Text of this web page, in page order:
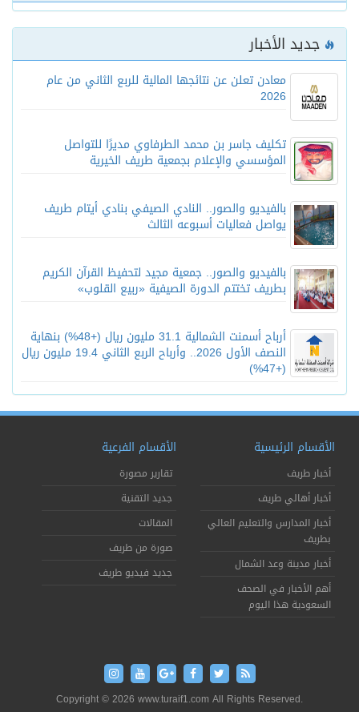
جديد الأخبار
معادن تعلن عن نتائجها المالية للربع الثاني من عام
2026
تكليف جاسر بن محمد الطرفاوي مديرًا للتواصل
المؤسسي والإعلام بجمعية طريف الخيرية
بالفيديو والصور.. النادي الصيفي بنادي أيتام طريف
يواصل فعاليات أسبوعه الثالث
بالفيديو والصور.. جمعية مجيد لتحفيظ القرآن الكريم
بطريف تختتم الدورة الصيفية «ربيع القلوب»
أرباح أسمنت الشمالية 31.1 مليون ريال (+48%) بنهاية
النصف الأول 2026.. وأرباح الربع الثاني 19.4 مليون ريال
(+47%)
الأقسام الرئيسية
أخبار طريف
أخبار أهالي طريف
أخبار المدارس والتعليم العالي
بطريف
أخبار مدينة وعد الشمال
أهم الأخبار في الصحف
السعودية هذا اليوم
الأقسام الفرعية
تقارير مصورة
جديد التقنية
المقالات
صورة من طريف
جديد فيديو طريف
Copyright © 2026 www.turaif1.com All Rights Reserved.